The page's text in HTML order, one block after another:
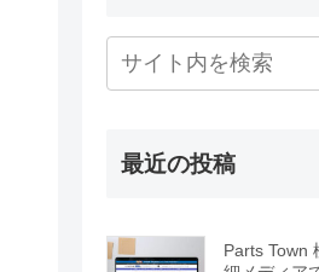
最近の投稿
Parts Town